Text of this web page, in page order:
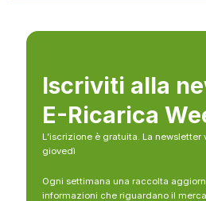
Iscriviti alla
E-Ricarica
L’iscrizione è gratuita. La newsletter
giovedì
Ogni settimana una raccolta
informazioni che riguardano il